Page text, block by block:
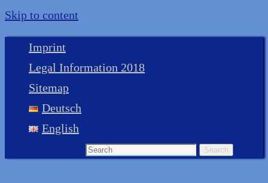
Skip to content
Imprint
Legal Information 2018
Sitemap
Deutsch
English
Search